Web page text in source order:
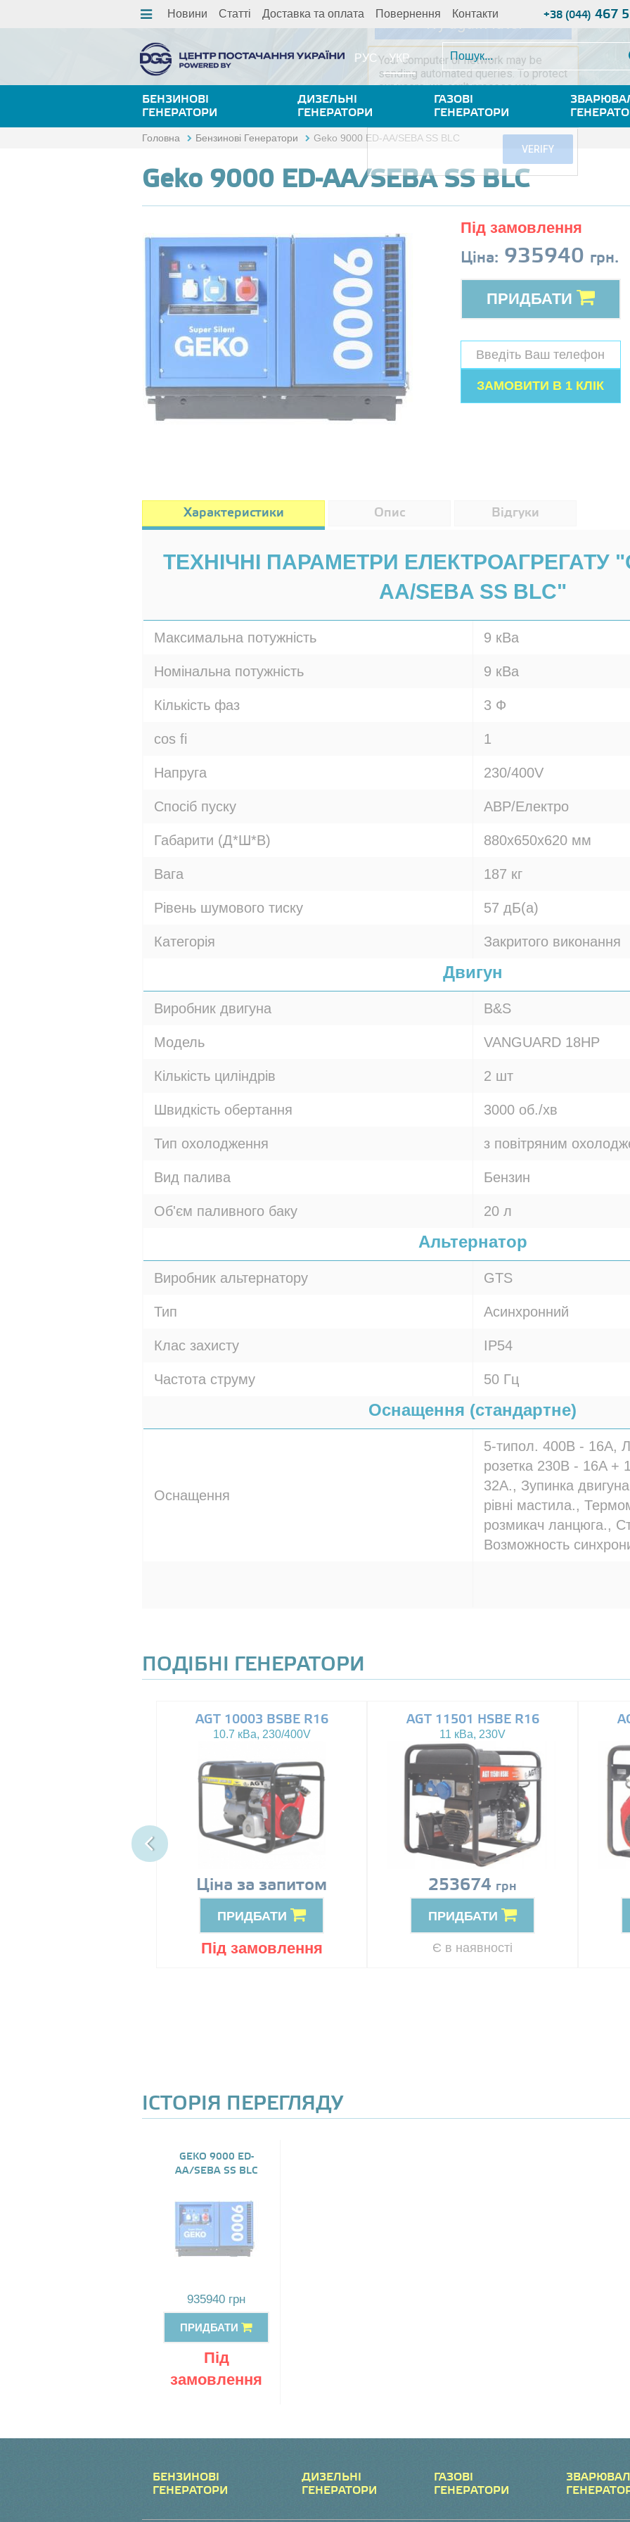
Новини Статті Доставка та оплата Повернення Контакти +38 (044) 467
РУС УКР
БЕНЗИНОВІ
ГЕНЕРАТОРИ
ДИЗЕЛЬНІ
ГЕНЕРАТОРИ
ГАЗОВІ
ГЕНЕРАТОРИ
Головна Бензинові Генератори Geko 9000 ED-AA/SEBA SS BLC
Geko 9000 ED-AA/SEBA SS BLC
Під замовлення
Ціна: 935940 грн.
ПРИДБАТИ
Характеристики Опис Відгуки
ТЕХНІЧНІ ПАРАМЕТРИ ЕЛЕКТРОАГРЕГАТУ
AA/SEBA SS BLC"
Максимальна потужність 9 кВа
Номінальна потужність 9 кВа
Кількість фаз 3 Ф
cos fi 1
Напруга 230/400V
Спосіб пуску АВР/Електро
Габарити (Д*Ш*В) 880х650х620 мм
Вага 187 кг
Рівень шумового тиску 57 дБ(а)
Категорія Закритого виконання
Двигун
Виробник двигуна B&S
Модель VANGUARD 18HP
Кількість циліндрів 2 шт
Швидкість обертання 3000 об./хв
Тип охолодження з повітряним
Вид палива Бензин
Об'єм паливного баку 20 л
Альтернатор
Виробник альтернатору GTS
Тип Асинхронний
Клас захисту IP54
Частота струму 50 Гц
Оснащення (стандартне)
Оснащення
5-типол. 400В - 16A,
розетка 230В - 16A
32A., Зупинка
рівні мастила.,
розмикач ланцюга.,
Возможность
ПОДІБНІ ГЕНЕРАТОРИ
AGT 10003 BSBE R16
10.7 кВа, 230/400V
Ціна за запитом
ПРИДБАТИ
Під замовлення
AGT 11501 HSBE R16
11 кВа, 230V
253674 грн
ПРИДБАТИ
Є в наявності
ІСТОРІЯ ПЕРЕГЛЯДУ
GEKO 9000 ED-
AA/SEBA SS BLC
935940 грн
ПРИДБАТИ
Під
замовлення
БЕНЗИНОВІ
ГЕНЕРАТОРИ
ДИЗЕЛЬНІ
ГЕНЕРАТОРИ
ГАЗОВІ
ГЕНЕРАТОРИ